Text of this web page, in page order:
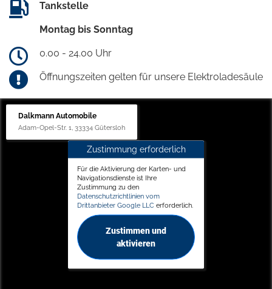
Tankstelle
Montag bis Sonntag
0.00 - 24.00 Uhr
Öffnungszeiten gelten für unsere Elektroladesäule
Dalkmann Automobile
Adam-Opel-Str. 1, 33334 Gütersloh
Zustimmung erforderlich
Für die Aktivierung der Karten- und
Navigationsdienste ist Ihre
Zustimmung zu den
Datenschutzrichtlinien vom
Drittanbieter Google LLC erforderlich.
Zustimmen und
aktivieren